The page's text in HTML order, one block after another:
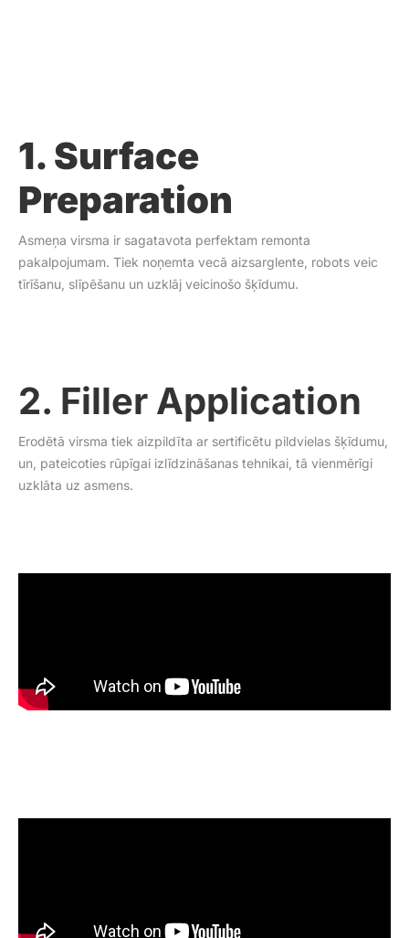
1. Surface
Preparation
Asmeņa virsma ir sagatavota perfektam remonta
pakalpojumam. Tiek noņemta vecā aizsarglente, robots veic
tīrīšanu, slīpēšanu un uzklāj veicinošo šķīdumu.
2. Filler Application
Erodētā virsma tiek aizpildīta ar sertificētu pildvielas šķīdumu,
un, pateicoties rūpīgai izlīdzināšanas tehnikai, tā vienmērīgi
uzklāta uz asmens.